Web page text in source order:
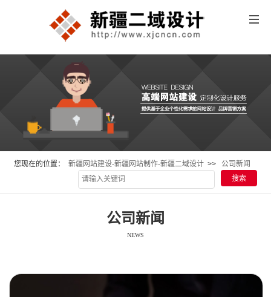
您现在的位置： 新疆网站建设-新疆网站制作-新疆二域设计 >> 公司新闻
公司新闻
NEWS